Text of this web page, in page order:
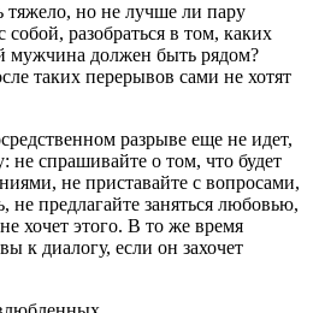
но не лучше ли пару
разобраться в том, каких
мужчина должен быть рядом?
таких перерывов сами не хотят
разрыве еще не идет,
не спрашивайте о том, что будет
не приставайте с вопросами,
не предлагайте заняться любовью,
хочет этого. В то же время
к диалогу, если он захочет